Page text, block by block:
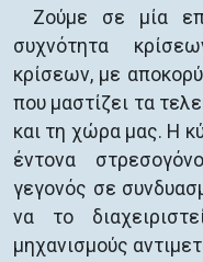
Ζούμε σε μία
συχνότητα
κρίσεων, με
που μαστίζει τα
και τη χώρα μας. Η
έντονα
γεγονός σε
να το
μηχανισμούς